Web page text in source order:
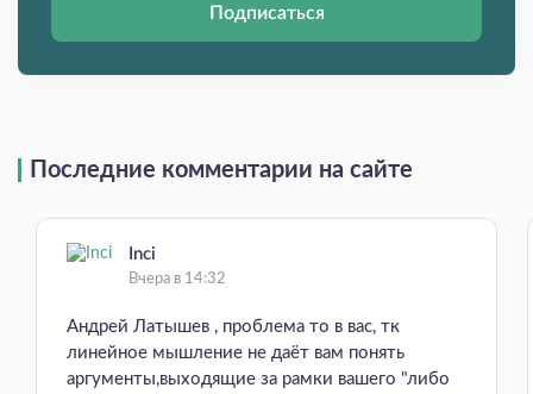
Подписаться
Последние комментарии на сайте
Inci
Вчера в 14:32
Андрей Латышев , проблема то в вас, тк
линейное мышление не даёт вам понять
аргументы,выходящие за рамки вашего "либо